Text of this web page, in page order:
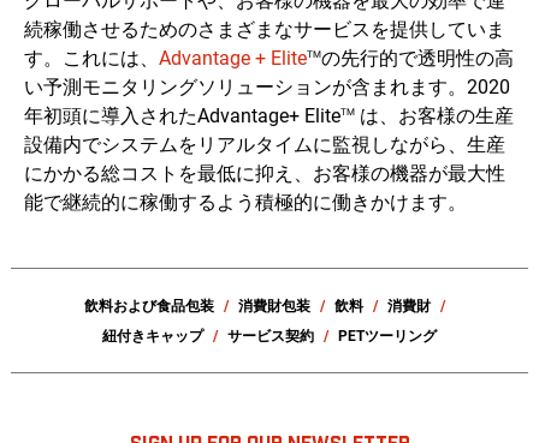
続稼働させるためのさまざまなサービスを提供していま
す。これには、 Advantage + EliteTMの先行的で透明性の高
い予測モニタリングソリューションが含まれます。2020
年初頭に導入されたAdvantage+ EliteTM は、お客様の生産
設備内でシステムをリアルタイムに監視しながら、生産
にかかる総コストを最低に抑え、お客様の機器が最大性
能で継続的に稼働するよう積極的に働きかけます。
飲料および食品包装 消費財包装 飲料
消費財
紐付きキャップ
サービス契約 PETツーリング